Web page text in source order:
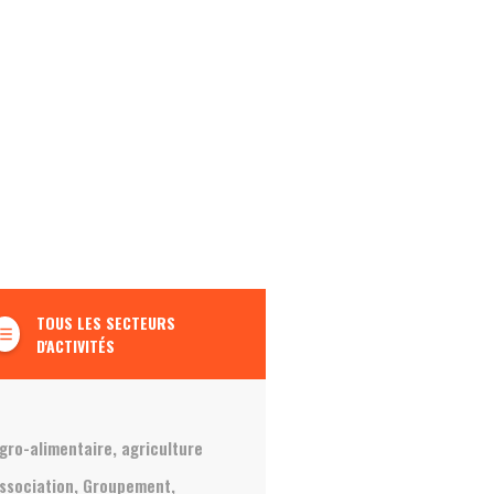
TOUS LES SECTEURS
D'ACTIVITÉS
alimentaire, agriculture
Groupement,